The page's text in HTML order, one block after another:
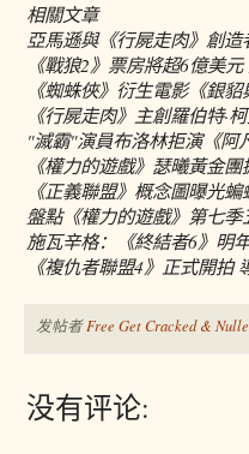
相關文章
亞馬遜與《行屍走肉》創
《戰狼2》票房將超6億美
《蜘蛛俠》衍生電影《銀
《行屍走肉》主創羅伯特·
"滅霸"演員布洛林拒演《阿
《權力的遊戲》瑟曦黃金
《正義聯盟》概念圖曝光
盤點《權力的遊戲》第七季
施瓦辛格：《終結者6》明
《複仇者聯盟4》正式開拍
发帖者Free Get Cracked &
没有评论: